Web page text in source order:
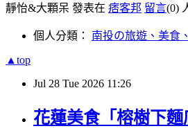
靜怡&大顆呆 發表在 痞客邦 留言(0)
個人分類： 南投の旅遊、美食
▲top
Jul 28 Tue 2026 11:26
花蓮美食「榕樹下麵